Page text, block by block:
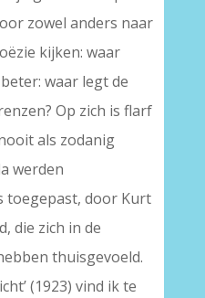
zowel anders naar
kijken: waar
waar legt de
Op zich is flarf
als zodanig
werden
toegepast, door Kurt
die zich in de
thuisgevoeld.
(1923) vind ik te